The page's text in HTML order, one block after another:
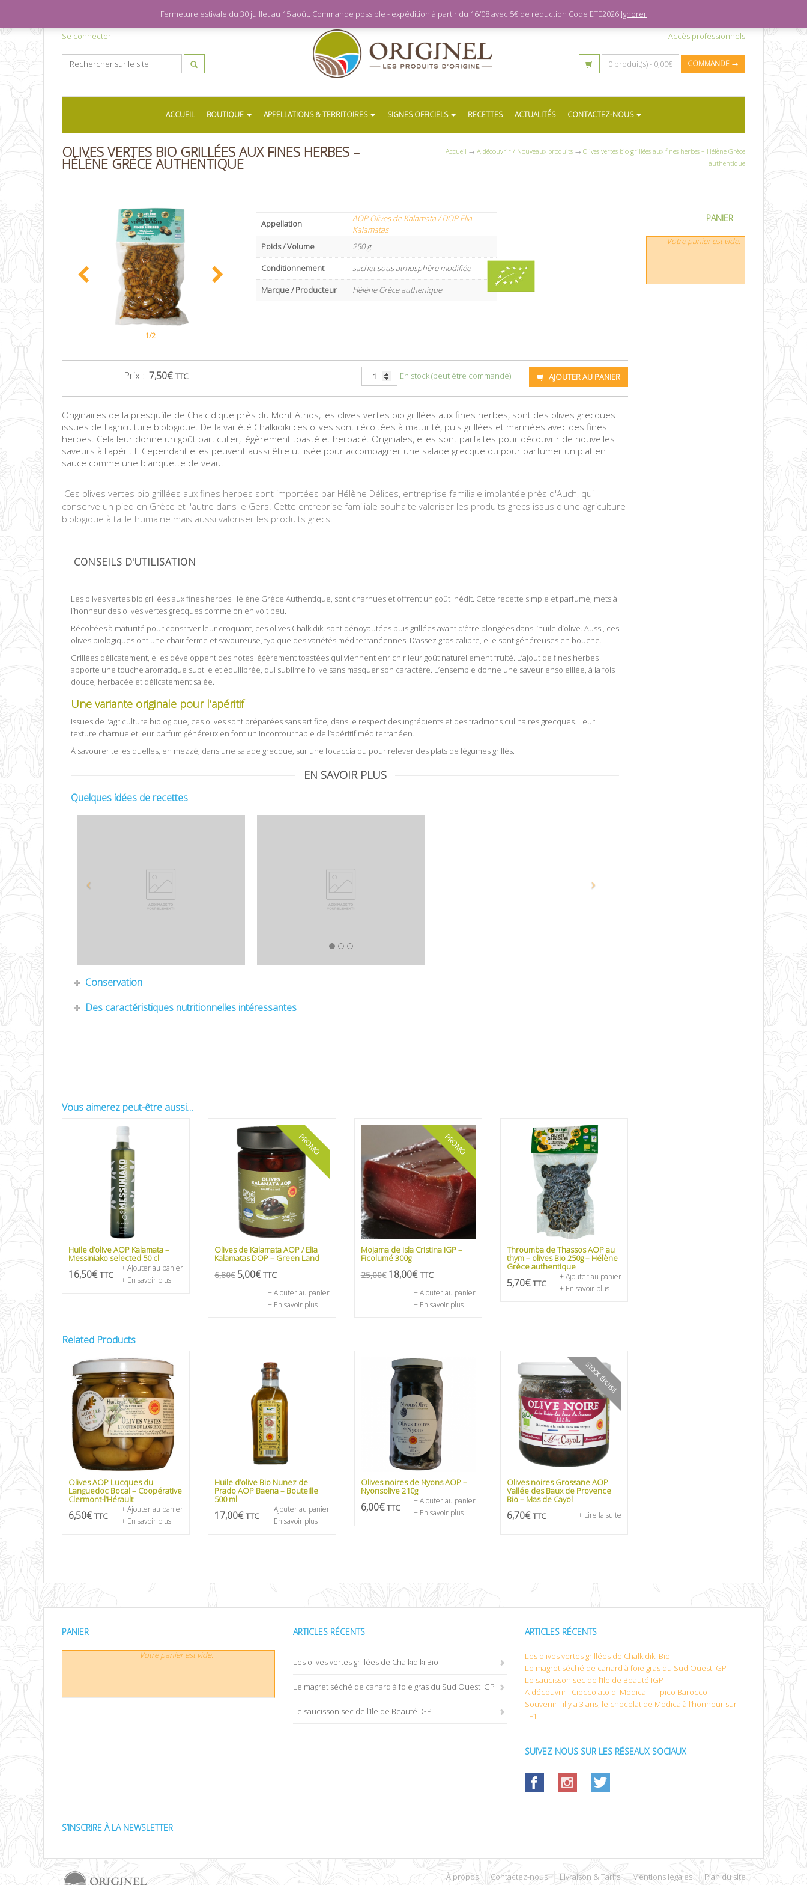
Se connecter Accès professionnels
0 produit(s) - 0,00€ COMMANDE →
ACCUEIL BOUTIQUE APPELLATIONS & TERRITOIRES SIGNES OFFICIELS RECETTES ACTUALITÉS CONTACTEZ-NOUS
OLIVES VERTES BIO GRILLÉES AUX FINES HERBES –
HÉLÈNE GRÈCE AUTHENTIQUE
Accueil → A découvrir / Nouveaux produits → Olives vertes bio grillées aux fines herbes – Hélène Grèce
authentique
1/2
Appellation
AOP Olives de Kalamata / DOP Elia
Kalamatas
Poids / Volume
250 g
Conditionnement
sachet sous atmosphère modifiée
Marque / Producteur
Hélène Grèce authenique
Prix : 7,50€ TTC AJOUTER AU PANIER
En stock (peut être commandé)
Originaires de la presqu'île de Chalcidique près du Mont Athos, les olives vertes bio grillées aux fines herbes, sont des olives grecques
issues de l'agriculture biologique. De la variété Chalkidiki ces olives sont récoltées à maturité, puis grillées et marinées avec des fines
herbes. Cela leur donne un goût particulier, légèrement toasté et herbacé. Originales, elles sont parfaites pour découvrir de nouvelles
saveurs à l'apéritif. Cependant elles peuvent aussi être utilisée pour accompagner une salade grecque ou pour parfumer un plat en
sauce comme une blanquette de veau.
Ces olives vertes bio grillées aux fines herbes sont importées par Hélène Délices, entreprise familiale implantée près d'Auch, qui
conserve un pied en Grèce et l'autre dans le Gers. Cette entreprise familiale souhaite valoriser les produits grecs issus d'une agriculture
biologique à taille humaine mais aussi valoriser les produits grecs.
CONSEILS D'UTILISATION
Les olives vertes bio grillées aux fines herbes Hélène Grèce Authentique, sont charnues et offrent un goût inédit. Cette recette simple et parfumé, mets à
l’honneur des olives vertes grecques comme on en voit peu.
Récoltées à maturité pour consrrver leur croquant, ces olives Chalkidiki sont dénoyautées puis grillées avant d’être plongées dans l’huile d’olive. Aussi, ces
olives biologiques ont une chair ferme et savoureuse, typique des variétés méditerranéennes. D’assez gros calibre, elle sont généreuses en bouche.
Grillées délicatement, elles développent des notes légèrement toastées qui viennent enrichir leur goût naturellement fruité. L’ajout de fines herbes
apporte une touche aromatique subtile et équilibrée, qui sublime l’olive sans masquer son caractère. L’ensemble donne une saveur ensoleillée, à la fois
douce, herbacée et délicatement salée.
Une variante originale pour l’apéritif
Issues de l’agriculture biologique, ces olives sont préparées sans artifice, dans le respect des ingrédients et des traditions culinaires grecques. Leur
texture charnue et leur parfum généreux en font un incontournable de l’apéritif méditerranéen.
À savourer telles quelles, en mezzé, dans une salade grecque, sur une focaccia ou pour relever des plats de légumes grillés.
EN SAVOIR PLUS
Quelques idées de recettes
Conservation
Des caractéristiques nutritionnelles intéressantes
Vous aimerez peut-être aussi…
Huile d’olive AOP Kalamata –
Messiniako selected 50 cl
16,50€ TTC
+ Ajouter au panier
+ En savoir plus
PROMO
Olives de Kalamata AOP / Elia
Kalamatas DOP – Green Land
6,80€ 5,00€ TTC
+ Ajouter au panier
+ En savoir plus
PROMO
Mojama de Isla Cristina IGP –
Ficolumé 300g
25,00€ 18,00€ TTC
+ Ajouter au panier
+ En savoir plus
Throumba de Thassos AOP au
thym – olives Bio 250g – Hélène
Grèce authentique
5,70€ TTC
+ Ajouter au panier
+ En savoir plus
Related Products
Olives AOP Lucques du
Languedoc Bocal – Coopérative
Clermont-l’Hérault
6,50€ TTC
+ Ajouter au panier
+ En savoir plus
Huile d’olive Bio Nunez de
Prado AOP Baena – Bouteille
500 ml
17,00€ TTC
+ Ajouter au panier
+ En savoir plus
Olives noires de Nyons AOP –
Nyonsolive 210g
6,00€ TTC
+ Ajouter au panier
+ En savoir plus
STOCK ÉPUISÉ
Olives noires Grossane AOP
Vallée des Baux de Provence
Bio – Mas de Cayol
6,70€ TTC + Lire la suite
PANIER
Votre panier est vide.
PANIER
Votre panier est vide.
ARTICLES RÉCENTS
Les olives vertes grillées de Chalkidiki Bio
Le magret séché de canard à foie gras du Sud Ouest IGP
Le saucisson sec de l’Ile de Beauté IGP
ARTICLES RÉCENTS
Les olives vertes grillées de Chalkidiki Bio
Le magret séché de canard à foie gras du Sud Ouest IGP
Le saucisson sec de l’Ile de Beauté IGP
A découvrir : Cioccolato di Modica – Tipico Barocco
Souvenir : il y a 3 ans, le chocolat de Modica à l’honneur sur
TF1
SUIVEZ NOUS SUR LES RÉSEAUX SOCIAUX
S’INSCRIRE À LA NEWSLETTER
À propos Contactez-nous Livraison & Tarifs Mentions légales Plan du site
Fermeture estivale du 30 juillet au 15 août. Commande possible - expédition à partir du 16/08 avec 5€ de réduction Code ETE2026 Ignorer